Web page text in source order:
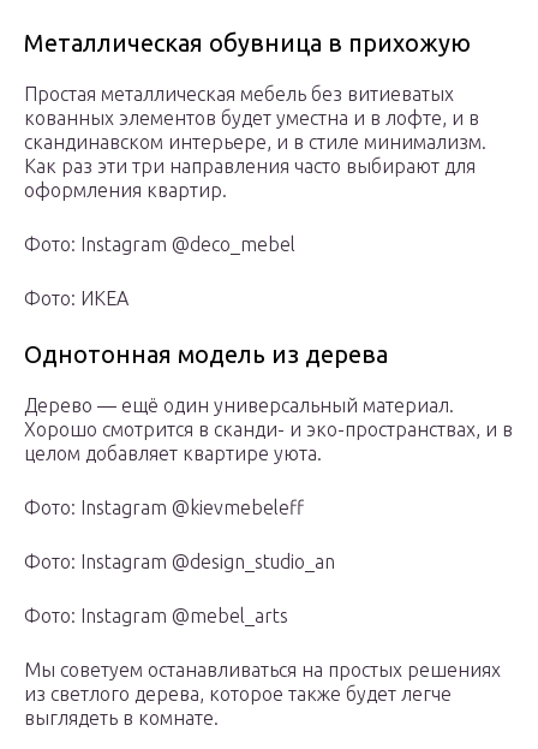
Металлическая обувница в прихожую
Простая металлическая мебель без витиеватых
кованных элементов будет уместна и в лофте, и в
скандинавском интерьере, и в стиле минимализм.
Как раз эти три направления часто выбирают для
оформления квартир.
Фото: Instagram @deco_mebel
Фото: ИКЕА
Однотонная модель из дерева
Дерево — ещё один универсальный материал.
Хорошо смотрится в сканди- и эко-пространствах, и в
целом добавляет квартире уюта.
Фото: Instagram @kievmebeleff
Фото: Instagram @design_studio_an
Фото: Instagram @mebel_arts
Мы советуем останавливаться на простых решениях
из светлого дерева, которое также будет легче
выглядеть в комнате.